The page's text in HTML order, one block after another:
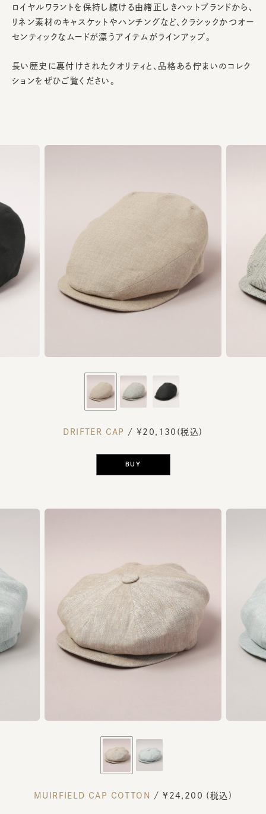
ロイヤルワラントを保持し続ける由緒正しきハットブランドから、
リネン素材のキャスケットやハンチングなど、クラシックかつオー
センティックなムードが漂うアイテムがラインアップ。
長い歴史に裏付けされたクオリティと、品格ある佇まいのコレク
ションをぜひご覧ください。
DRIFTER CAP / ¥20,130(税込)
BUY
MUIRFIELD CAP COTTON / ¥24,200 (税込)